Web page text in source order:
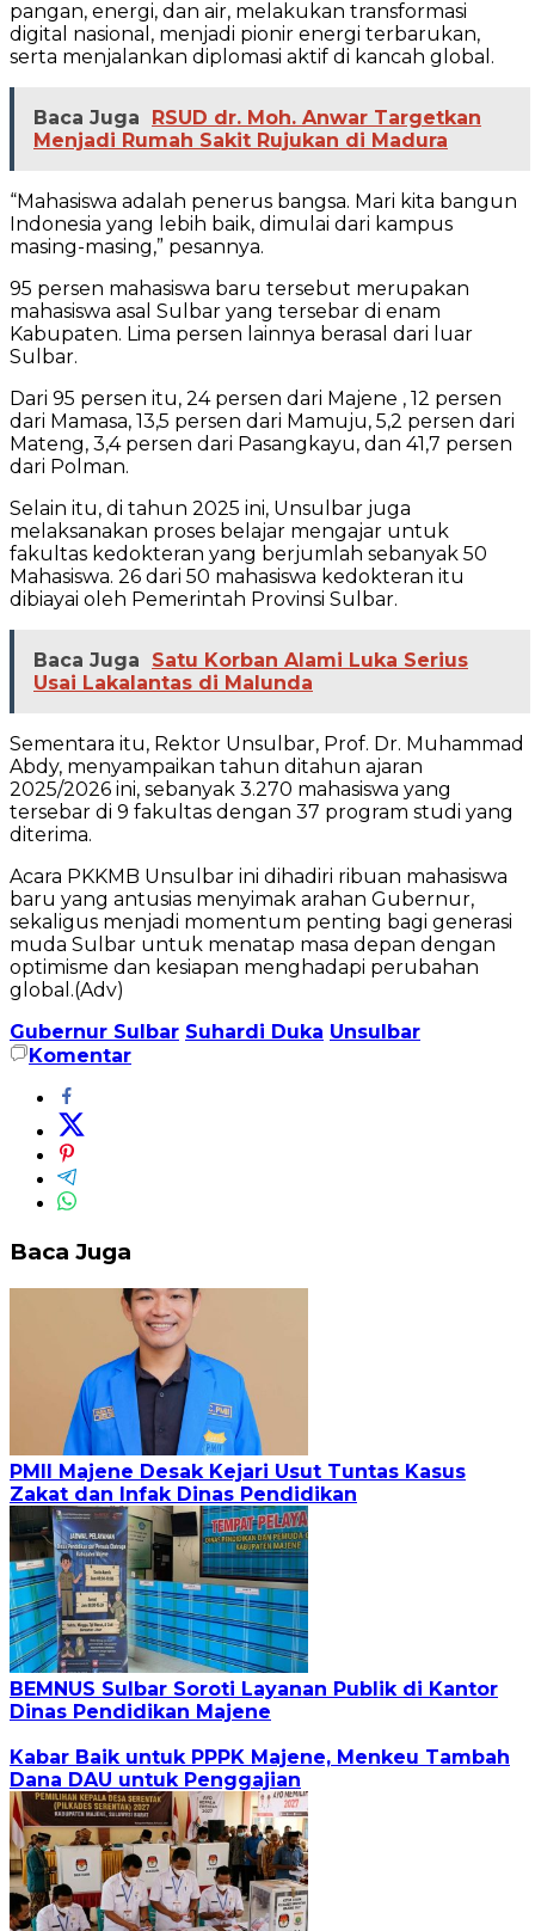
pangan, energi, dan air, melakukan transformasi
digital nasional, menjadi pionir energi terbarukan,
serta menjalankan diplomasi aktif di kancah global.
Baca Juga
RSUD dr. Moh. Anwar Targetkan
Menjadi Rumah Sakit Rujukan di Madura
“Mahasiswa adalah penerus bangsa. Mari kita bangun
Indonesia yang lebih baik, dimulai dari kampus
masing-masing,” pesannya.
95 persen mahasiswa baru tersebut merupakan
mahasiswa asal Sulbar yang tersebar di enam
Kabupaten. Lima persen lainnya berasal dari luar
Sulbar.
Dari 95 persen itu, 24 persen dari Majene , 12 persen
dari Mamasa, 13,5 persen dari Mamuju, 5,2 persen dari
Mateng, 3,4 persen dari Pasangkayu, dan 41,7 persen
dari Polman.
Selain itu, di tahun 2025 ini, Unsulbar juga
melaksanakan proses belajar mengajar untuk
fakultas kedokteran yang berjumlah sebanyak 50
Mahasiswa. 26 dari 50 mahasiswa kedokteran itu
dibiayai oleh Pemerintah Provinsi Sulbar.
Baca Juga
Satu Korban Alami Luka Serius
Usai Lakalantas di Malunda
Sementara itu, Rektor Unsulbar, Prof. Dr. Muhammad
Abdy, menyampaikan tahun ditahun ajaran
2025/2026 ini, sebanyak 3.270 mahasiswa yang
tersebar di 9 fakultas dengan 37 program studi yang
diterima.
Acara PKKMB Unsulbar ini dihadiri ribuan mahasiswa
baru yang antusias menyimak arahan Gubernur,
sekaligus menjadi momentum penting bagi generasi
muda Sulbar untuk menatap masa depan dengan
optimisme dan kesiapan menghadapi perubahan
global.(Adv)
Gubernur Sulbar Suhardi Duka Unsulbar
Komentar
Baca Juga
PMII Majene Desak Kejari Usut Tuntas Kasus
Zakat dan Infak Dinas Pendidikan
BEMNUS Sulbar Soroti Layanan Publik di Kantor
Dinas Pendidikan Majene
Kabar Baik untuk PPPK Majene, Menkeu Tambah
Dana DAU untuk Penggajian